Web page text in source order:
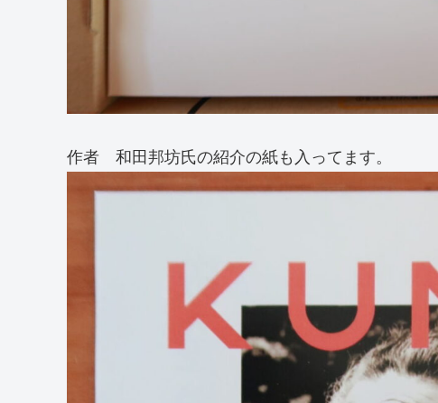
作者 和田邦坊氏の紹介の紙も入ってます。